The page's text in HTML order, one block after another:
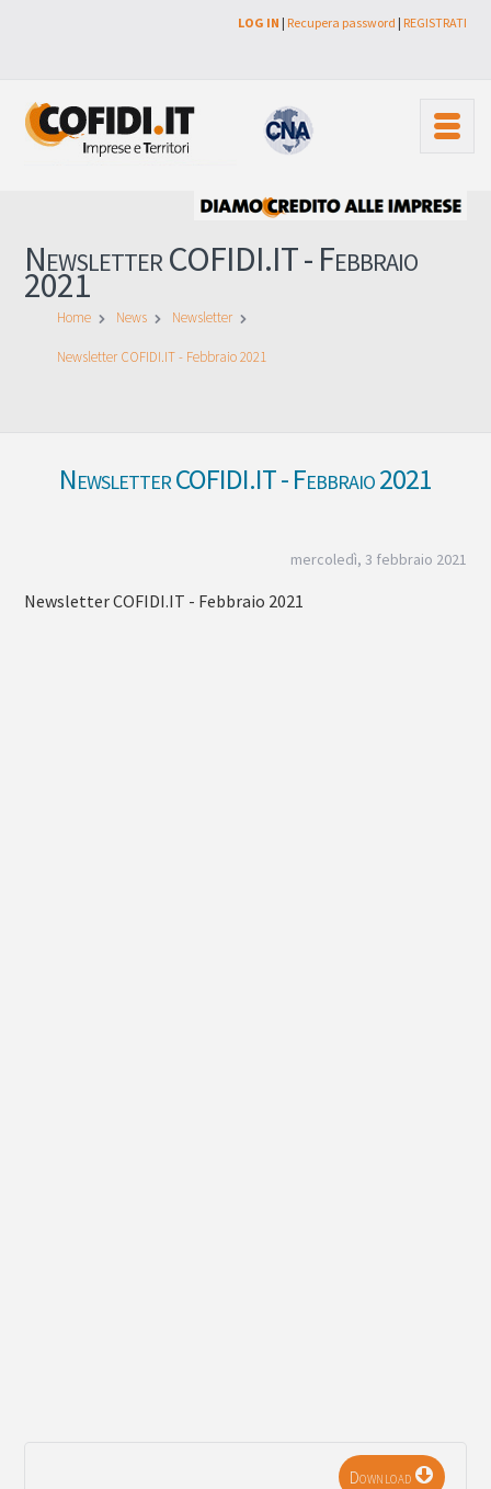
LOG IN | Recupera password | REGISTRATI
Newsletter COFIDI.IT - Febbraio
2021
Home News Newsletter
Newsletter COFIDI.IT - Febbraio 2021
Newsletter COFIDI.IT - Febbraio 2021
mercoledì, 3 febbraio 2021
Newsletter COFIDI.IT - Febbraio 2021
Download